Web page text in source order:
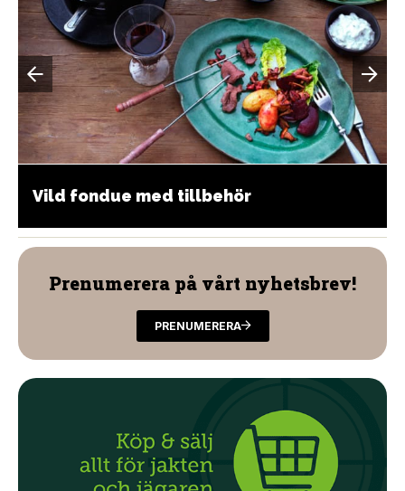
Vild fondue med tillbehör
Prenumerera på vårt nyhetsbrev!
PRENUMERERA